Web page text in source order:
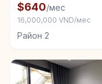
Квартира в
$640/мес
16,000,000 VND/мес
Район 2